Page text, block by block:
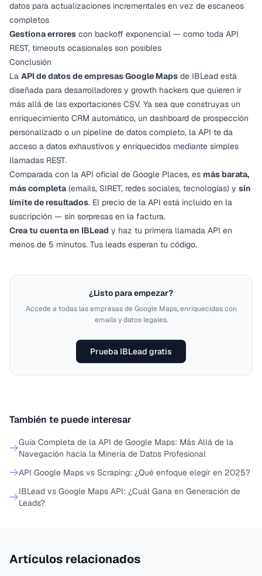
datos para actualizaciones incrementales en vez de escaneos
completos
Gestiona errores con backoff exponencial — como toda API
REST, timeouts ocasionales son posibles
Conclusión
La API de datos de empresas Google Maps de IBLead está
diseñada para desarrolladores y growth hackers que quieren ir
más allá de las exportaciones CSV. Ya sea que construyas un
enriquecimiento CRM automático, un dashboard de prospección
personalizado o un pipeline de datos completo, la API te da
acceso a datos exhaustivos y enriquecidos mediante simples
llamadas REST.
Comparada con la API oficial de Google Places, es más barata,
más completa(emails, SIRET, redes sociales, tecnologías) y sin
límite de resultados. El precio de la API está incluido en la
suscripción — sin sorpresas en la factura.
Crea tu cuenta en IBLead y haz tu primera llamada API en
menos de 5 minutos. Tus leads esperan tu código.
¿Listo para empezar?
Accede a todas las empresas de Google Maps, enriquecidas con
emails y datos legales.
Prueba IBLead gratis
También te puede interesar
Guía Completa de la API de Google Maps: Más Allá de la
Navegación hacia la Minería de Datos Profesional
API Google Maps vs Scraping: ¿Qué enfoque elegir en 2025?
IBLead vs Google Maps API: ¿Cuál Gana en Generación de
Leads?
Artículos relacionados